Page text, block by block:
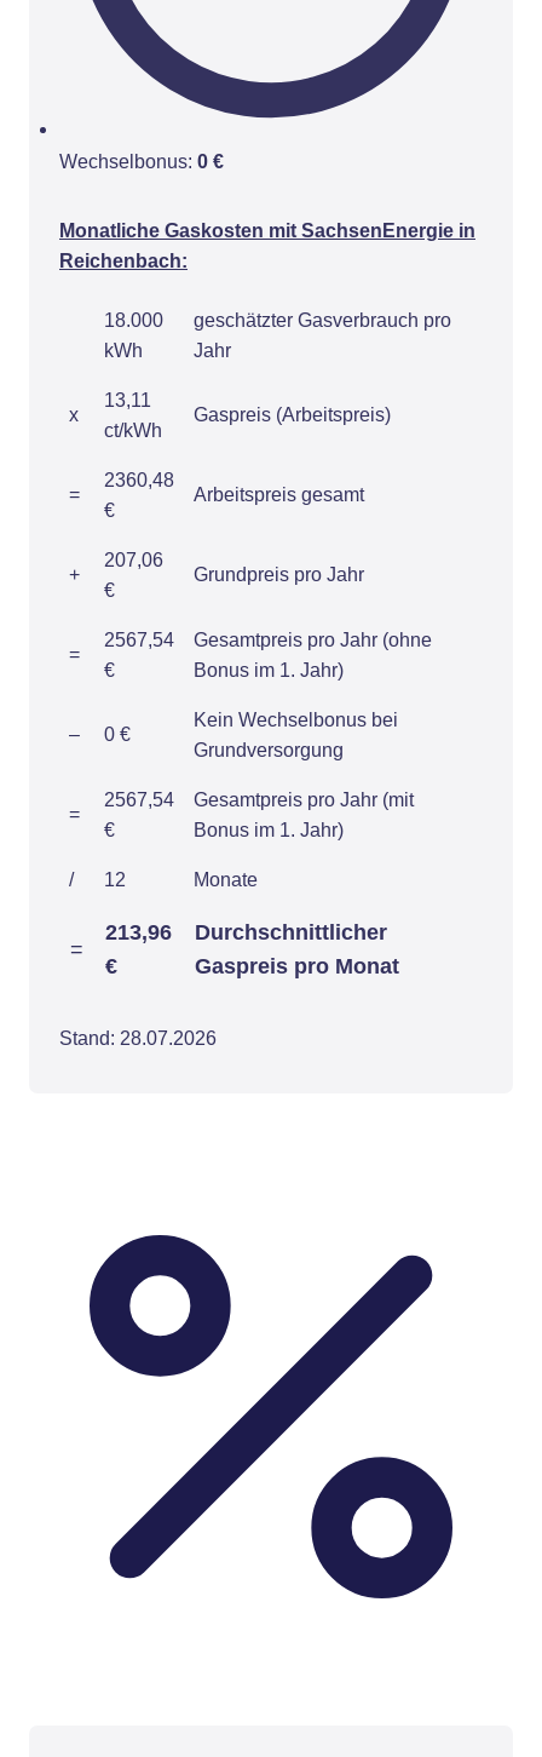
Wechselbonus: 0 €
Monatliche Gaskosten mit SachsenEnergie in
Reichenbach:
18.000
kWh
geschätzter Gasverbrauch pro
Jahr
x
13,11
ct/kWh
Gaspreis (Arbeitspreis)
=
2360,48
€
Arbeitspreis gesamt
+
207,06
€
Grundpreis pro Jahr
=
2567,54
€
Gesamtpreis pro Jahr (ohne
Bonus im 1. Jahr)
– 0 €
Kein Wechselbonus bei
Grundversorgung
=
2567,54
€
Gesamtpreis pro Jahr (mit
Bonus im 1. Jahr)
/ 12 Monate
=
213,96
€
Durchschnittlicher
Gaspreis pro Monat
Stand: 28.07.2026